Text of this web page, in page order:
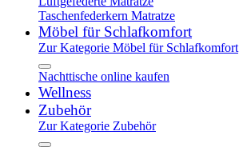
Taschenfederkern Matratze
Möbel für Schlafkomfort
Zur Kategorie Möbel für Schlafkomfort
Nachttische online kaufen
Wellness
Zubehör
Zur Kategorie Zubehör